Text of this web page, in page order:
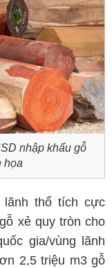
nhập khẩu gỗ
họa
lãnh thổ tích cực
xẻ quy tròn cho
gia/vùng lãnh
2,5 triệu m3 gỗ